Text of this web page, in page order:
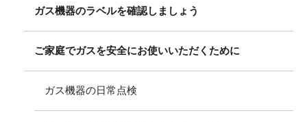
ガス機器のラベルを確認しましょう
ご家庭でガスを安全にお使いいただくために
ガス機器の日常点検